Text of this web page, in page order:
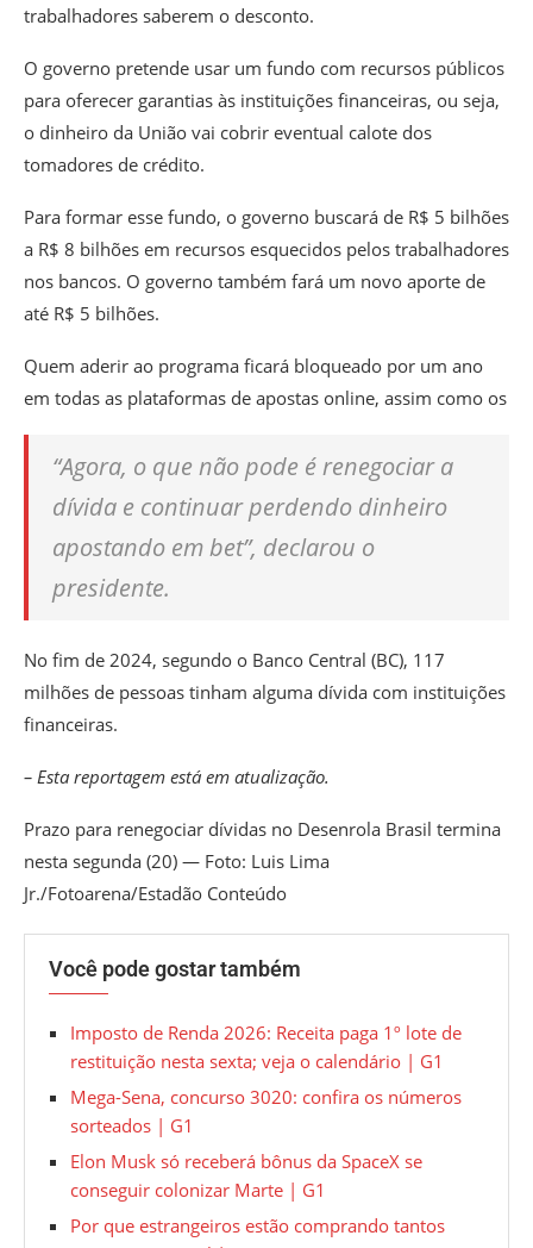
trabalhadores saberem o desconto.
O governo pretende usar um fundo com recursos públicos
para oferecer garantias às instituições financeiras, ou seja,
o dinheiro da União vai cobrir eventual calote dos
tomadores de crédito.
Para formar esse fundo, o governo buscará de R$ 5 bilhões
a R$ 8 bilhões em recursos esquecidos pelos trabalhadores
nos bancos. O governo também fará um novo aporte de
até R$ 5 bilhões.
Quem aderir ao programa ficará bloqueado por um ano
em todas as plataformas de apostas online, assim como os
“Agora, o que não pode é renegociar a
dívida e continuar perdendo dinheiro
apostando em bet”, declarou o
presidente.
No fim de 2024, segundo o Banco Central (BC), 117
milhões de pessoas tinham alguma dívida com instituições
financeiras.
– Esta reportagem está em atualização.
Prazo para renegociar dívidas no Desenrola Brasil termina
nesta segunda (20) — Foto: Luis Lima
Jr./Fotoarena/Estadão Conteúdo
Você pode gostar também
Imposto de Renda 2026: Receita paga 1º lote de
restituição nesta sexta; veja o calendário | G1
Mega-Sena, concurso 3020: confira os números
sorteados | G1
Elon Musk só receberá bônus da SpaceX se
conseguir colonizar Marte | G1
Por que estrangeiros estão comprando tantos